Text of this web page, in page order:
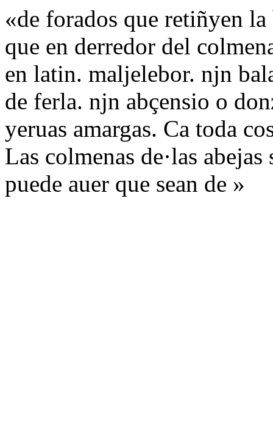
«de forados que retiñyen
que en derredor del
en latin. maljelebor. njn
de ferla. njn abçensio o
yeruas amargas. Ca toda
Las colmenas de·las
puede auer que sean de »